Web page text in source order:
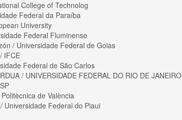
College of Technolog
Federal da Paraíba
University
Federal Fluminense
/ Universidade Federal de Goias
IFCE
Federal de São Carlos
/ UNIVERSIDADE FEDERAL DO RIO DE JANEIRO
de València
Universidade Federal do Piaui